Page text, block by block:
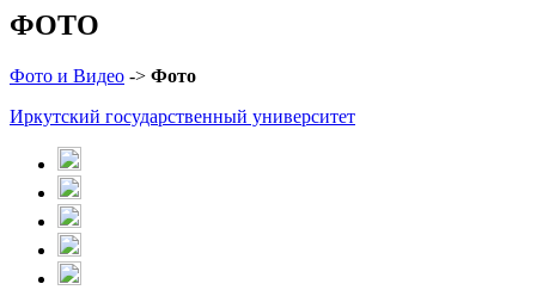
ФОТО
Фото и Видео -> Фото
Иркутский государственный университет